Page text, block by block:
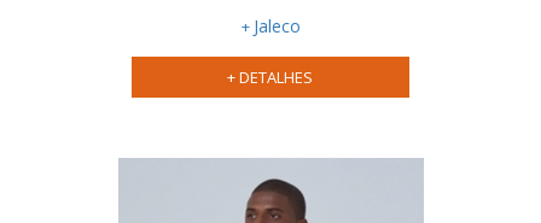
Jaleco
+ DETALHES